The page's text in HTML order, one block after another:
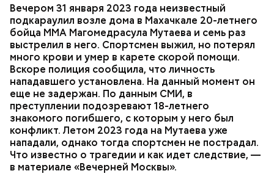
Вечером 31 января 2023 года неизвестный
подкараулил возле дома в Махачкале 20-летнего
бойца ММА Магомедрасула Мутаева и семь раз
выстрелил в него. Спортсмен выжил, но потерял
много крови и умер в карете скорой помощи.
Вскоре полиция сообщила, что личность
нападавшего установлена. На данный момент он
еще не задержан. По данным СМИ, в
преступлении подозревают 18-летнего
знакомого погибшего, с которым у него был
конфликт. Летом 2023 года на Мутаева уже
нападали, однако тогда спортсмен не пострадал.
Что известно о трагедии и как идет следствие, —
в материале «Вечерней Москвы».
Очевидцы трагедии вызвали полицию и скорую
помощь, однако врачи оказались бессильны —
пострадавший умер по пути в больницу.
СПОРТ СЛЕДСТВЕННЫЙ КОМИТЕТ
ММА
РЕСПУБЛИКА ДАГЕСТАН
СМЕРТЬ